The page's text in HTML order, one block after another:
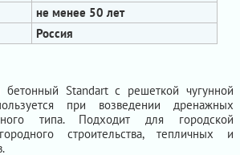
не менее 50 лет
Россия
бетонный Standart с решеткой чугунной
при возведении дренажных
типа. Подходит для городской
строительства, тепличных и